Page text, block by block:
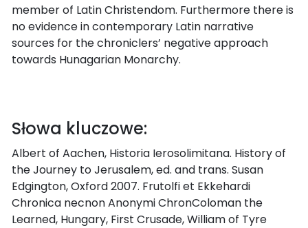
member of Latin Christendom. Furthermore there is
no evidence in contemporary Latin narrative
sources for the chroniclers’ negative approach
towards Hunagarian Monarchy.
Słowa kluczowe:
Albert of Aachen, Historia Ierosolimitana. History of
the Journey to Jerusalem, ed. and trans. Susan
Edgington, Oxford 2007. Frutolfi et Ekkehardi
Chronica necnon Anonymi ChronColoman the
Learned, Hungary, First Crusade, William of Tyre